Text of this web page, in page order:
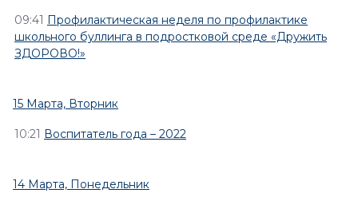
09:41 Профилактическая неделя по профилактике
школьного буллинга в подростковой среде «Дружить
ЗДОРОВО!»
15 Марта, Вторник
10:21 Воспитатель года – 2022
14 Марта, Понедельник